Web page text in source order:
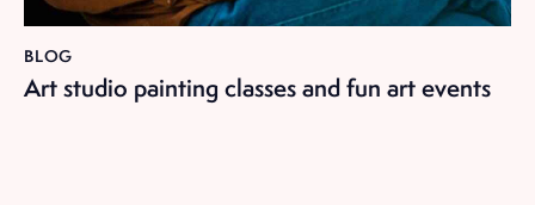
BLOG
Art studio painting classes and fun art events